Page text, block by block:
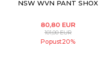
NSW WVN PANT SHOX
80,80 EUR
101,00EUR
Popust20%